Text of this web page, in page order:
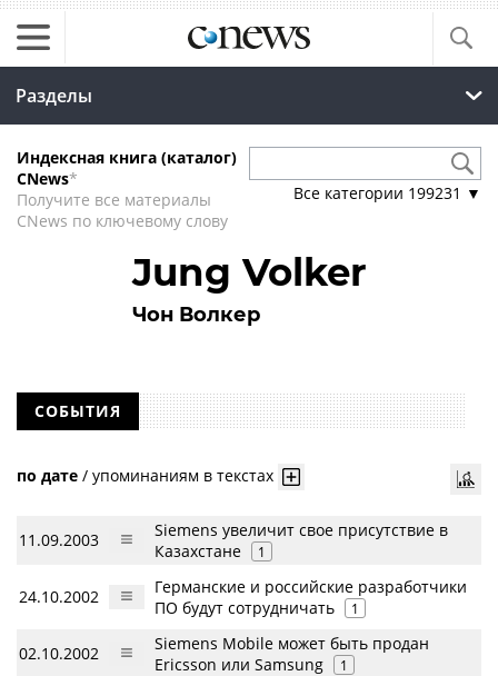
Разделы
Индексная книга (каталог)
CNews*
Получите все материалы
CNews по ключевому слову
Все категории 199231 ▼
Jung Volker
Чон Волкер
СОБЫТИЯ
по дате / упоминаниям в текстах
11.09.2003
Siemens увеличит свое присутствие в
Казахстане
1
24.10.2002
Германские и российские разработчики
ПО будут сотрудничать
1
02.10.2002
Siemens Mobile может быть продан
Ericsson или Samsung
1